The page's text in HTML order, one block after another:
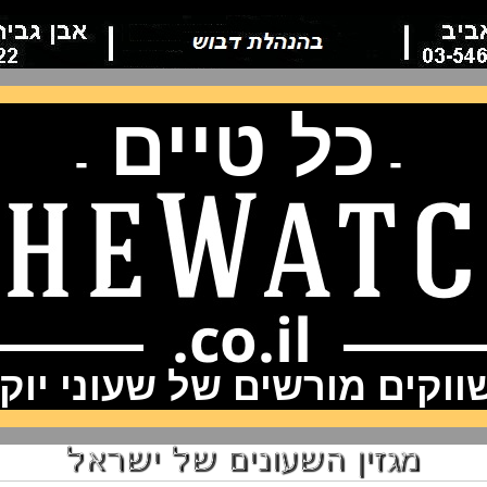
- כל טיים -
מורשים של שעוני